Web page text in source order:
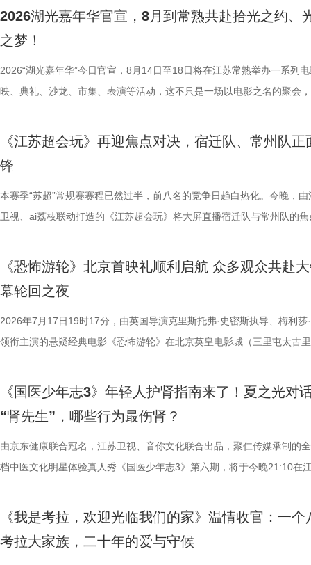
化广电和旅游局、盐城经济技术开发区指导，江苏世纪新城投资控股集
达文化传媒公司联合主办，盐城师范学院、盐城幼儿师范高等专科学校
活动当天，众多知名编剧、导演、作家、行业专家、平台代表及影视公
人齐聚一堂，共同见证文学与影视两大艺术形态的深度对话与跨界共振
作，点亮IP改编新航向 作为本次活动的核心环节，第二届“中子星·小说
《小说月报》《小说月报·大字版》《小说月报原创版》《科幻立方》四
名文学期刊2024年第9期至2025年第12期上刊载的480余篇小说中甄选
影视改编潜力的佳作，旨在为影视行业输送优质文本，搭建文学与影视
复评阶段共有18篇作品入围，涵盖短篇、中篇、科幻三大类别。经过终
终评的9篇作品分别为： 活动现场，主办方为上榜作者颁发荣誉证书。
动总策划及推介人、著名编剧、导演陈宇对上榜作品进行了影视改编价
介。他结合市场前景与创作经验，深度剖析了每部作品的故事内核、人
引。 第二届“中子星·小说月报影视改编价值潜力榜”的圆满落幕不仅是对
耕优质文本，期待更多好故事从这里走向荧幕，持续为影视产业的高质
注入不竭动力。 产业共振：1992造梦局开街，构筑影视文旅新地标 本
的另一大亮点是1992造梦局的正式开街。作为盐城“短剧之城”建设的核
化”的全产业链影视生态。街区不仅拥有多种主题的实景拍摄基地，还配
站拍遍”的影视拍摄服务目标。 1992造梦局的开街，标志着盐城在影视
2026湖光嘉年华官宣，8月到常熟共赴拾光之约、
之梦！
2026“湖光嘉年华”今日官宣，8月14日至18日将在江苏常熟举办一系列
映、典礼、沙龙、市集、表演等活动，这不只是一场以电影之名的聚会
「观看」「典礼」「理解」「生活」「参与」五大主题活动单元，邀请
连接的集体体验。 同步发布的主视觉海报与主题活动单元海报，以常熟
步路线“雄鹰线”为灵感、以“雕刻现在 飞向未来”为寓意，绚烂的湖面与斑
线路相映成趣，将为观众打开一条光影与现实交织的道路，解锁影像艺
湖光嘉年华下属的「观看」单元，将精选中外经典电影，为观众献上兼
深度融合常熟的自然肌理与人文底蕴，在常熟的湖光山色里搭建户外银
观众在不同的自然与文化场域中，获得前所未有的沉浸式光影体验。本
影片，都将通过公益放映形式开放预约，借此让电影回归大众。 「典礼
以“回望十年光影、致敬同行伙伴、开启全新未来”为主线，在表彰“拾光
一个黄金时代的篇章。 每一次思想的碰撞，都将抵达梦的更深处 作为湖
年华的精神角落，「理解」单元将为观众呈现对谈系列活动。「沙龙」
形交流、开放互动与轻社交形式，为不同电影爱好者提供一个全方位交
打造专业电影课堂。「工作坊」将以沉浸式实践工作坊的形式，拓宽创
撞。 「参与」单元则将通过「光影极客限时创作赛」，面向全国遴选优
《江苏超会玩》再迎焦点对决，宿迁队、常州队正
锋
本赛季“苏超”常规赛赛程已然过半，前八名的竞争日趋白热化。今晚，由
卫视、ai荔枝联动打造的《江苏超会玩》将大屏直播宿迁队与常州队的焦
袂为大家带来比赛的精彩解读。目前，在积分榜上，宿迁队与常州队同
球队的排名位次。 大胜无锡士气高涨，宿迁主场静候强敌 “苏超”上一个
日，最精彩的对决当属宿迁队客场挑战无锡队。最终，宿迁队反客为主
高驰的梅开二度，以4:2战胜无锡队，终结对手不败金身。这场胜利，让
在他看来，无锡队是综合实力很强的队伍，自己和队友只能全程依靠高
力付出。”高驰表示。 目前，在积分榜上，宿迁队与常州队、苏州队同积
分，凭借净胜球优势暂列第三位，与排名第二的无锡队也只有2分的差距
本轮无锡队轮空的情况下，宿迁队若能全取三分，将让自己的排名更进
对任何一个对手都要立足于拼。本赛季开始前，张玉宁曾喊出“进入前八”
京队、苏州队、无锡队等传统强队，这支昔日并不被看好的球队一路高
《恐怖游轮》北京首映礼顺利启航 众多观众共赴
幕轮回之夜
2026年7月17日19时17分，由英国导演克里斯托弗·史密斯执导、梅利莎
领衔主演的悬疑经典电影《恐怖游轮》在北京英皇电影城（三里屯太古
被全球影迷奉为“无限循环题材鼻祖”的影片首次登陆内地大银幕。 17年
精妙绝伦的叙事结构、层层递进的悬疑反转以及令人细思极恐的结局，
数观众心中的烧脑神作。豆瓣评分长年保持在8.5，累计超过百万人打分
列豆瓣电影TOP250第191位。从论坛时代到短视频时代，从影迷圈层到
推演以及隐藏细节的分析至今仍层出不穷。 影片讲述了单亲母亲杰丝（
一艘名为“埃俄罗斯”号的神秘游轮。这艘游轮早在1930年便已失踪，船
《国医少年志3》年轻人护肾指南来了！夏之光对
“肾先生”，哪些行为最伤肾？
由京东健康联合冠名，江苏卫视、音你文化联合出品，聚仁传媒承制的
档中医文化明星体验真人秀《国医少年志3》第六期，将于今晚21:10在
健康、护肾课堂、健康求真等精彩内容。哪些健康误区值得警惕？又有
破解“中风谜案” “病发现场探案”再度开启，国医少年团化身“健康侦探”，
《我是考拉，欢迎光临我们的家》温情收官：一个
考拉大家族，二十年的爱与守候